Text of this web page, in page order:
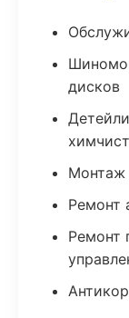
дисков
Монтаж
Ремонт
Ремонт